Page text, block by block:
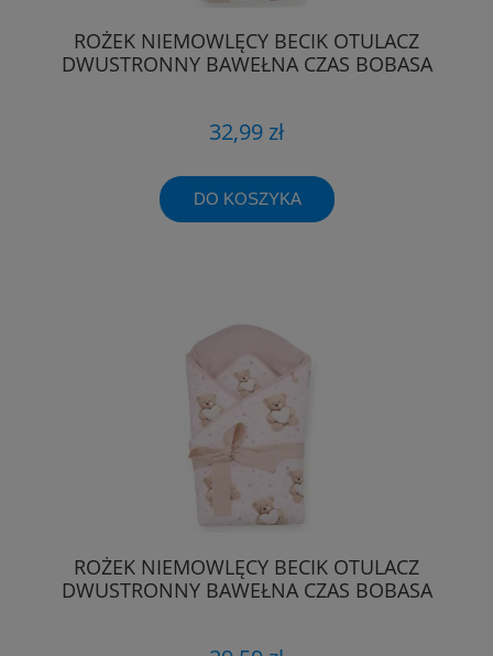
ROŻEK NIEMOWLĘCY BECIK OTULACZ
DWUSTRONNY BAWEŁNA CZAS BOBASA
32,99 zł
DO KOSZYKA
ROŻEK NIEMOWLĘCY BECIK OTULACZ
DWUSTRONNY BAWEŁNA CZAS BOBASA